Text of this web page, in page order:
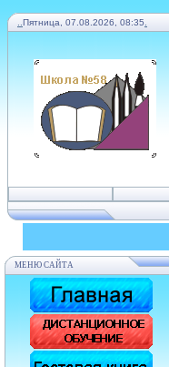
Пятница, 07.08.2026, 08:35
МЕНЮ САЙТА